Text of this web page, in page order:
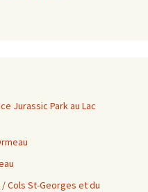
Jurassic Park au Lac
Cols St-Georges et du